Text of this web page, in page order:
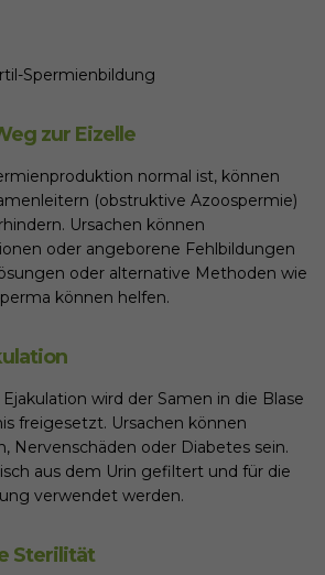
zur Eizelle
normal ist, können
(obstruktive Azoospermie)
Ursachen können
oder angeborene Fehlbildungen
oder alternative Methoden wie
können helfen.
wird der Samen in die Blase
freigesetzt. Ursachen können
Nervenschäden oder Diabetes sein.
aus dem Urin gefiltert und für die
verwendet werden.
Sterilität